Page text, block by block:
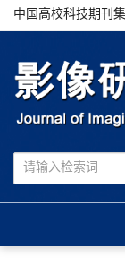
中国高校科技期刊